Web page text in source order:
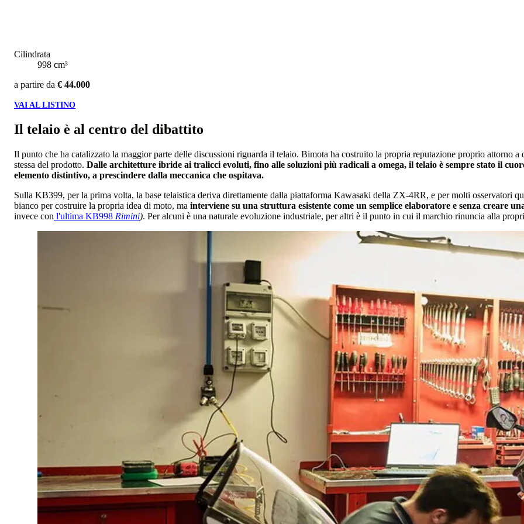
Cilindrata
998 cm³
a partire da € 44.000
VAI AL LISTINO
Il telaio è al centro del dibattito
Il punto che ha catalizzato la maggior parte delle discussioni riguarda il telaio. Bimota ha costruito la propria reputazione proprio attorno
stessa del prodotto. Dalle architetture ibride ai tralicci evoluti, fino alle soluzioni più radicali a omega, il telaio è sempre stato il
elemento distintivo, a prescindere dalla meccanica che ospitava.
Sulla KB399, per la prima volta, la base telaistica deriva direttamente dalla piattaforma Kawasaki della ZX-4RR, e per molti osservatori
bianco per costruire la propria idea di moto, ma interviene su una struttura esistente come un semplice elaboratore e senza creare
invece con l'ultima KB998 Rimini). Per alcuni è una naturale evoluzione industriale, per altri è il punto in cui il marchio rinuncia alla